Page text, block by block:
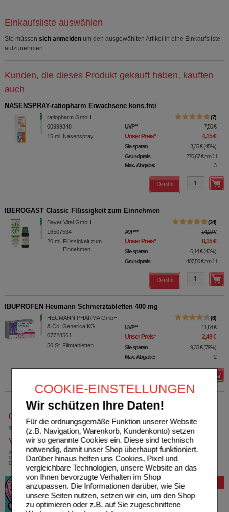
COOKIE-EINSTELLUNGEN
Wir schützen Ihre Daten!
Für die ordnungsgemäße Funktion unserer Website
(z.B. Navigation, Warenkorb, Kundenkonto) setzen
wir so genannte Cookies ein. Diese sind technisch
notwendig, damit unser Shop überhaupt funktioniert.
Darüber hinaus helfen uns Cookies, Pixel und
vergleichbare Technologien, unsere Website an das
von Ihnen bevorzugte Verhalten im Shop
anzupassen. Die Informationen darüber, wie Sie
unsere Seiten nutzen, setzen wir ein, um den Shop
zu optimieren oder z.B. auf Sie zugeschnittene
Einkaufsliste auswählen
Sie müssen sich anmelden um den ausgewählten Artikel in eine Einkaufsliste
aufzunehmen.
Kunden, die dieses Produkt gekauft haben, kauften
auch
NASENSPRAY-ratiopharm Erwachsene kons.frei
ratiopharm GmbH
00999848
15 ml Nasenspray
7
UVP** 7,50 €
Unser Preis* 4,15 €
Sie sparen 3,35 € (45%)
Grundpreis
276,67 €pro 1 l
Max. Abgabe:
3
Details
IBEROGAST Classic Flüssigkeit zum Einnehmen
Bayer Vital GmbH
16507534
20 ml
Flüssigkeit zum
Einnehmen
24
AVP*** 14,29 €
Unser Preis* 8,15 €
Sie sparen 6,14 € (43%)
Grundpreis
407,50 €pro 1 l
Details
IBUPROFEN Heumann Schmerztabletten 400 mg
HEUMANN PHARMA GmbH
& Co. Generica KG
07728561
50 St Filmtabletten
6
UVP** 11,84 €
Unser Preis* 2,49 €
Sie sparen 9,35 € (79%)
Max. Abgabe:
2
0800-10 11 422
gebührenfreie Rufnummer
Versandkostenfrei
innerhalb Deutschlands bei einem
Mindestbestellwert von 13,99 Euro oder bei
Einsendung eines Kassenrezeptes
Bewertung